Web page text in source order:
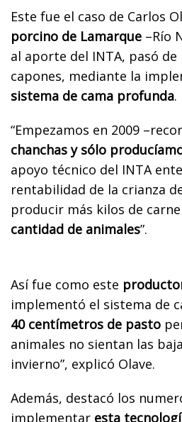
Este fue el caso de Carlos
porcino de Lamarque –Río
al aporte del INTA, pasó
capones, mediante la
sistema de cama profunda.
“Empezamos en 2009
chanchas y sólo
apoyo técnico del INTA
rentabilidad de la crianza
producir más kilos de
cantidad de animales”.
Así fue como este
implementó el sistema de
40 centímetros de pasto
animales no sientan las
invierno”, explicó Olave.
Además, destacó los
implementar esta